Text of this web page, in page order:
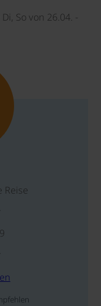
So von 26.04. -
Reise